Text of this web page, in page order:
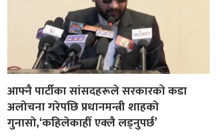
आफ्नै पार्टीका सांसदहरूले सरकारको कडा
अलोचना गरेपछि प्रधानमन्त्री शाहकाे
गुनासाे,‘कहिलेकाहीँ एक्लै लड्नुपर्छ’